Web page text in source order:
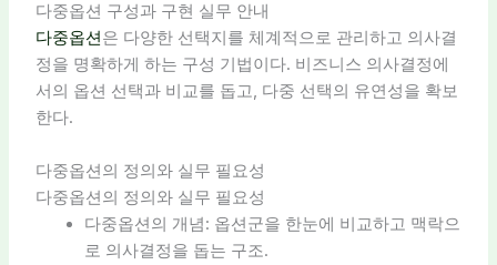
다중옵션 구성과 구현 실무 안내
다중옵션은 다양한 선택지를 체계적으로 관리하고 의사결
정을 명확하게 하는 구성 기법이다. 비즈니스 의사결정에
서의 옵션 선택과 비교를 돕고, 다중 선택의 유연성을 확보
한다.
다중옵션의 정의와 실무 필요성
다중옵션의 정의와 실무 필요성
다중옵션의 개념: 옵션군을 한눈에 비교하고 맥락으
로 의사결정을 돕는 구조.